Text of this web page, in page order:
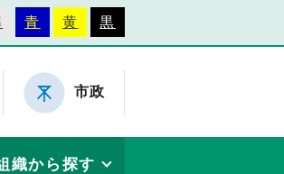
青 黄 黒
市政
織から探す